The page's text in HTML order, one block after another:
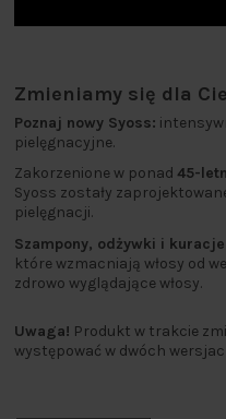
Zmieniamy się dla
Poznaj nowy Syoss:
pielęgnacyjne.
Zakorzenione w ponad 45-
Syoss zostały
pielęgnacji.
Szampony, odżywki i
które wzmacniają włosy od
zdrowo wyglądające włosy.
Uwaga! Produkt w trakcie
występować w dwóch